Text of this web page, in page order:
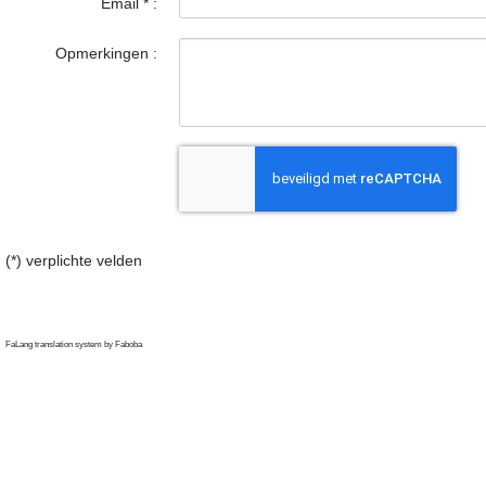
Opmerkingen :
(*) verplichte velden
FaLang translation system by Faboba